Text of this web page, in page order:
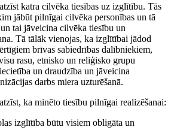
katra cilvēka tiesības uz izglītību. Tās
jābūt pilnīgai cilvēka personības un tā
tai jāveicina cilvēka tiesību un
Tā tālāk vienojas, ka izglītībai jādod
brīvas sabiedrības dalībniekiem,
rasu, etnisko un reliģisko grupu
un draudzība un jāveicina
darbs miera uzturēšanā.
ka minēto tiesību pilnīgai realizēšanai:
izglītība būtu visiem obligāta un